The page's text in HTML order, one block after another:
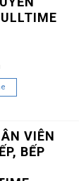
VIÊN
BẾP